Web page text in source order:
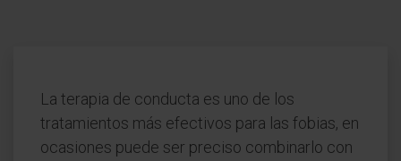
La terapia de conducta es uno de los
tratamientos más efectivos para las fobias, en
ocasiones puede ser preciso combinarlo con